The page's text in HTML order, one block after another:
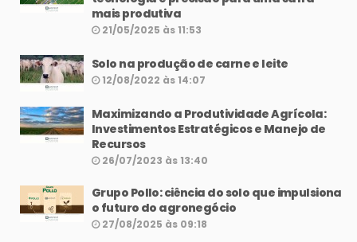
mais produtiva
21/05/2025 às 11:53
Solo na produção de carne e leite
12/08/2022 às 14:07
Maximizando a Produtividade Agrícola:
Investimentos Estratégicos e Manejo de
Recursos
26/07/2023 às 13:40
Grupo Pollo: ciência do solo que impulsiona
o futuro do agronegócio
27/08/2025 às 09:18